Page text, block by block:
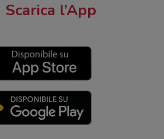
Scarica l’App